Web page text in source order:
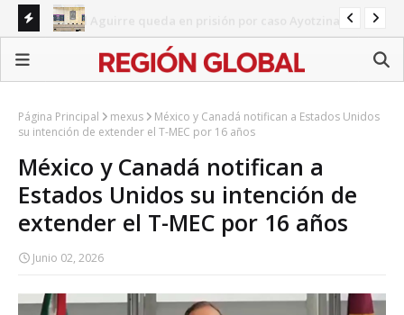
Congreso de Puebla concentra agenda en reformas
sectoriales mientras persisten pendientes estatales
Página Principal mexus
México y Canadá notifican a Estados Unidos
su intención de extender el T-MEC por 16 años
México y Canadá notifican a
Estados Unidos su intención de
extender el T-MEC por 16 años
Junio 02, 2026